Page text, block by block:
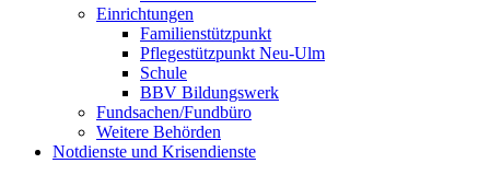
Einrichtungen
Familienstützpunkt
Pflegestützpunkt Neu-Ulm
Schule
BBV Bildungswerk
Fundsachen/Fundbüro
Weitere Behörden
Notdienste und Krisendienste